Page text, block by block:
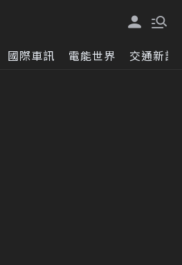
國際車訊 電能世界 交通新訊